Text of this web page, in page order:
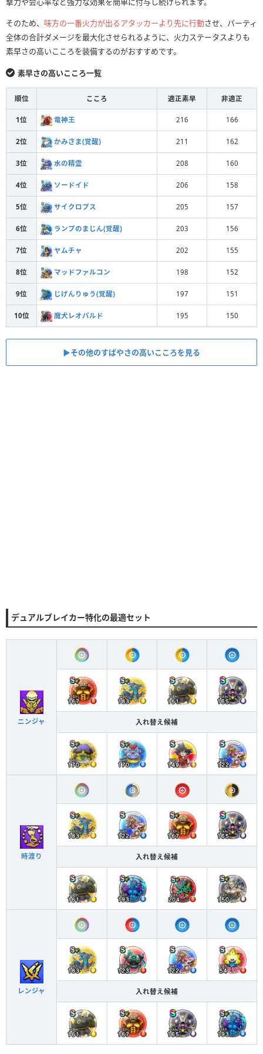
そのため、 味方の一番火力が出るアタッカーより先に行動させ、パーティ
全体の合計ダメージを最大化させられるように、火力ステータスよりも
素早さの高いこころを装備するのがおすすめです。
素早さの高いこころ一覧
順位 こころ 適正素早 非適正
1位 竜神王 216 166
2位 かみさま(覚醒) 211 162
3位 水の精霊 208 160
4位 ソードイド 206 158
5位 サイクロプス 205 157
6位 ランプのまじん(覚醒) 203 156
7位 ヤムチャ 202 155
8位 マッドファルコン 198 152
9位 じげんりゅう(覚醒) 197 151
10位 魔犬レオパルド 195 150
▶︎その他のすばやさの高いこころを見る
デュアルブレイカー特化の最適セット
ニンジャ 入れ替え候補
時渡り 入れ替え候補
レンジャ 入れ替え候補